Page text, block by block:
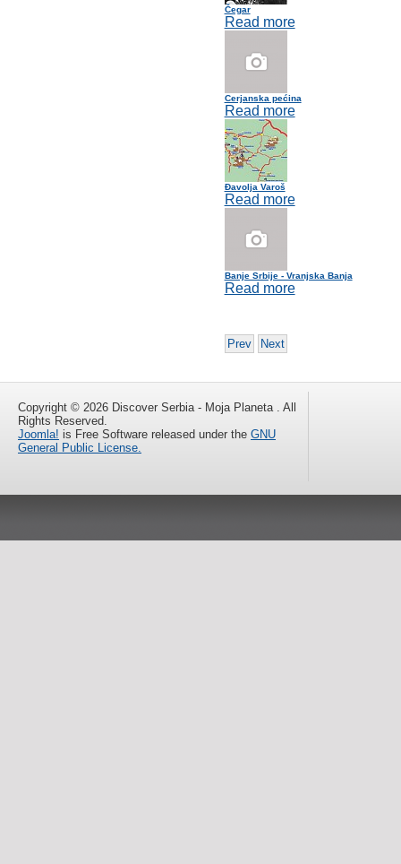
Čegar
Read more
Cerjanska pećina
Read more
Đavolja Varoš
Read more
Banje Srbije - Vranjska Banja
Read more
Prev Next
Copyright © 2026 Discover Serbia - Moja Planeta . All
Rights Reserved.
Joomla! is Free Software released under the GNU
General Public License.